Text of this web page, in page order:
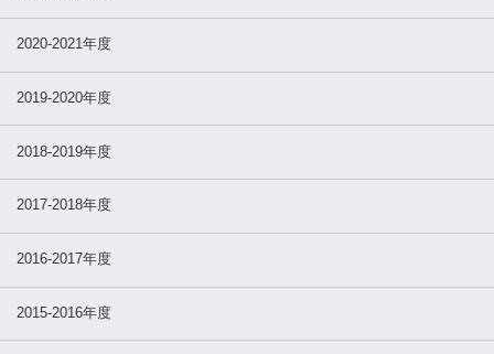
2020-2021年度
2019-2020年度
2018-2019年度
2017-2018年度
2016-2017年度
2015-2016年度